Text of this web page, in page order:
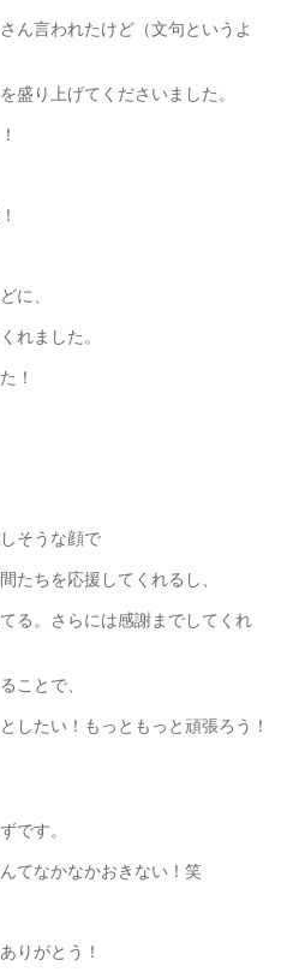
ん言われたけど（文句というよ
盛り上げてくださいました。
に、
れました。
た！
そうな顔で
たちを応援してくれるし、
る。さらには感謝までしてくれ
ことで、
したい！もっともっと頑張ろう！
です。
てなかなかおきない！笑
りがとう！